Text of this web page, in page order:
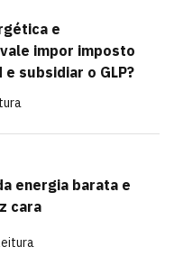
e
impor imposto
subsidiar o GLP?
energia barata e
cara